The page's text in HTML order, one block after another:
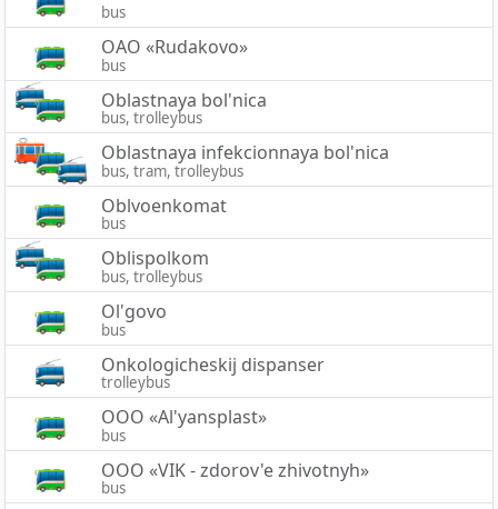
bus
OAO «Rudakovo»
bus
Oblastnaya bol'nica
bus, trolleybus
Oblastnaya infekcionnaya bol'nica
bus, tram, trolleybus
Oblvoenkomat
bus
Oblispolkom
bus, trolleybus
Ol'govo
bus
Onkologicheskij dispanser
trolleybus
OOO «Al'yansplast»
bus
OOO «VIK - zdorov'e zhivotnyh»
bus